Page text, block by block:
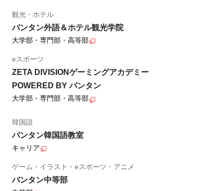
観光・ホテル
バンタン外語＆ホテル観光学院
大学部・専門部・高等部
eスポーツ
ZETA DIVISIONゲーミングアカデミー
POWERED BY バンタン
大学部・専門部・高等部
韓国語
バンタン韓国語教室
キャリア
ゲーム・イラスト・eスポーツ・アニメ
バンタン中等部